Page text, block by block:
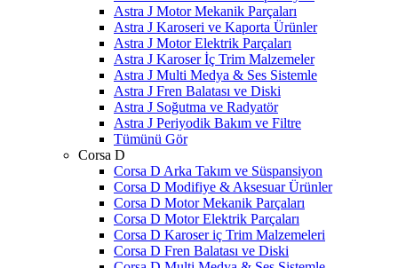
Astra J Motor Mekanik Parçaları
Astra J Karoseri ve Kaporta Ürünler
Astra J Motor Elektrik Parçaları
Astra J Karoser İç Trim Malzemeler
Astra J Multi Medya & Ses Sistemle
Astra J Fren Balatası ve Diski
Astra J Soğutma ve Radyatör
Astra J Periyodik Bakım ve Filtre
Tümünü Gör
Corsa D
Corsa D Arka Takım ve Süspansiyon
Corsa D Modifiye & Aksesuar Ürünler
Corsa D Motor Mekanik Parçaları
Corsa D Motor Elektrik Parçaları
Corsa D Karoser iç Trim Malzemeleri
Corsa D Fren Balatası ve Diski